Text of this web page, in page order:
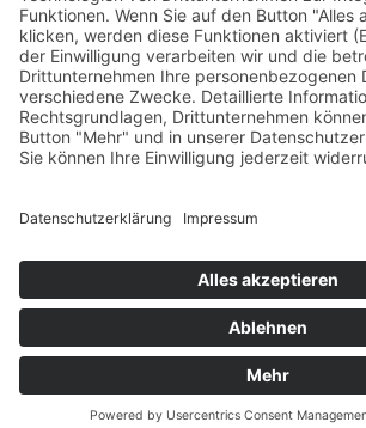
Kontakt
G.A. KIESEL GmbH
Wannenäckerstr. 20
74078 Heilbronn
Tel.: +49 7131 2825-0
info@kiesel-online.de
Impressum
Datenschutzerklärung